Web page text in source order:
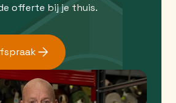
offerte bij je thuis.